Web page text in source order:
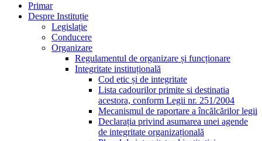
Primar
Despre Instituție
Legislație
Conducere
Organizare
Regulamentul de organizare și funcționare
Integritate instituțională
Cod etic și de integritate
Lista cadourilor primite si destinatia
acestora, conform Legii nr. 251/2004
Mecanismul de raportare a încălcărilor legii
Declarația privind asumarea unei agende
de integritate organizațională